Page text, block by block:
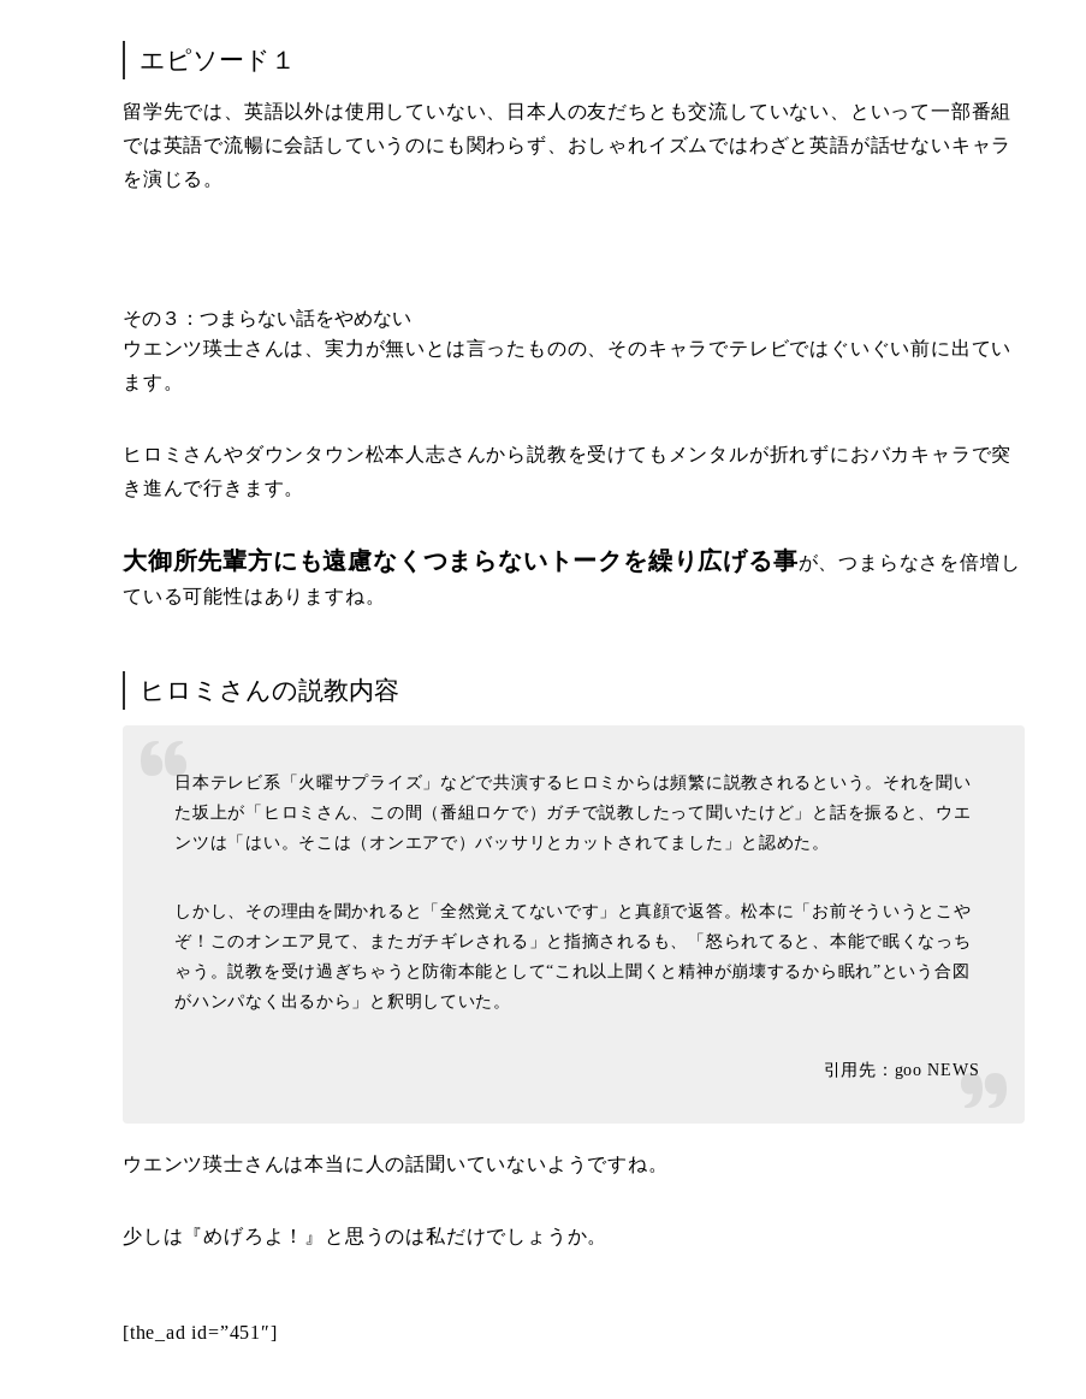
エピソード１
留学先では、英語以外は使用していない、日本人の友だちとも交流していない、といって一部番組
では英語で流暢に会話していうのにも関わらず、おしゃれイズムではわざと英語が話せないキャラ
を演じる。
その３：つまらない話をやめない
ウエンツ瑛士さんは、実力が無いとは言ったものの、そのキャラでテレビではぐいぐい前に出てい
ます。
ヒロミさんやダウンタウン松本人志さんから説教を受けてもメンタルが折れずにおバカキャラで突
き進んで行きます。
大御所先輩方にも遠慮なくつまらないトークを繰り広げる事が、つまらなさを倍増し
ている可能性はありますね。
ヒロミさんの説教内容
日本テレビ系「火曜サプライズ」などで共演するヒロミからは頻繁に説教されるという。それを聞い
た坂上が「ヒロミさん、この間（番組ロケで）ガチで説教したって聞いたけど」と話を振ると、ウエ
ンツは「はい。そこは（オンエアで）バッサリとカットされてました」と認めた。
しかし、その理由を聞かれると「全然覚えてないです」と真顔で返答。松本に「お前そういうとこや
ぞ！このオンエア見て、またガチギレされる」と指摘されるも、「怒られてると、本能で眠くなっち
ゃう。説教を受け過ぎちゃうと防衛本能として“これ以上聞くと精神が崩壊するから眠れ”という合図
がハンパなく出るから」と釈明していた。
引用先：goo NEWS
ウエンツ瑛士さんは本当に人の話聞いていないようですね。
少しは『めげろよ！』と思うのは私だけでしょうか。
[the_ad id=”451″]